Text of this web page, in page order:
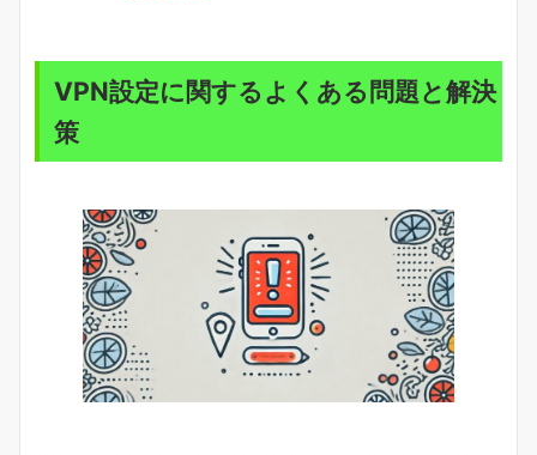
VPN設定に関するよくある問題と解決
策